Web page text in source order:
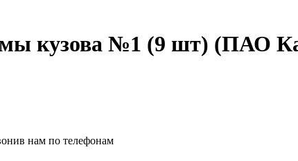
кузова №1 (9 шт) (ПАО
нам по телефонам